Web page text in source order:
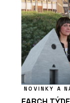
NOVINKY A